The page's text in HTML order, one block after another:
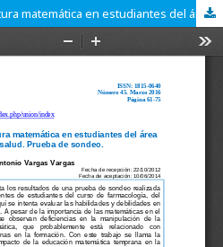
Habilidades en lecto-escritura matemática en estudiantes del área ciencias de la salud